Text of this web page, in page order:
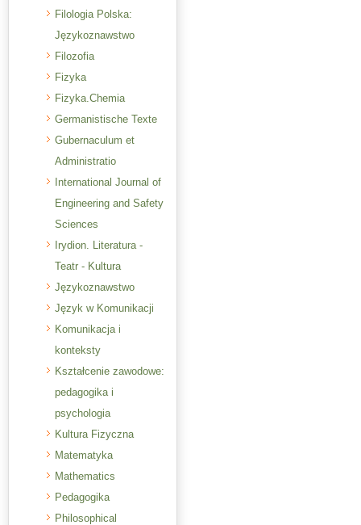
Filologia Polska:
Językoznawstwo
Filozofia
Fizyka
Fizyka.Chemia
Germanistische Texte
Gubernaculum et
Administratio
International Journal of
Engineering and Safety
Sciences
Irydion. Literatura -
Teatr - Kultura
Językoznawstwo
Język w Komunikacji
Komunikacja i
konteksty
Kształcenie zawodowe:
pedagogika i
psychologia
Kultura Fizyczna
Matematyka
Mathematics
Pedagogika
Philosophical